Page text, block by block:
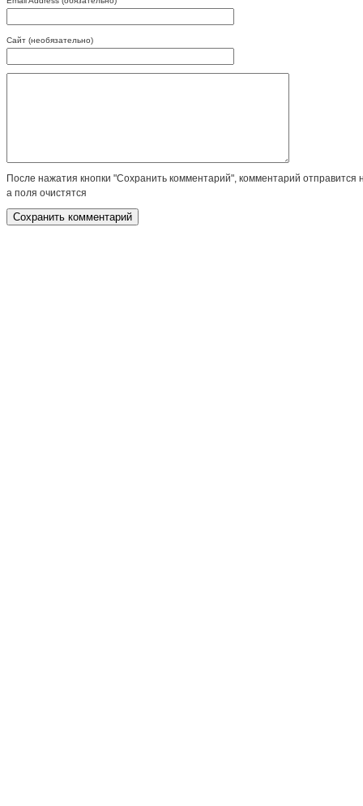
Сайт (необязательно)
После нажатия кнопки "Сохранить комментарий", комментарий отправится
а поля очистятся